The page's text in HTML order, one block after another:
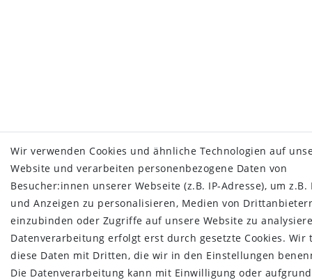
Wir verwenden Cookies und ähnliche Technologien auf
Website und verarbeiten personenbezogene Daten von
Besucher:innen unserer Webseite (z.B. IP-Adresse), um z.B.
und Anzeigen zu personalisieren, Medien von
einzubinden oder Zugriffe auf unsere Website zu
Datenverarbeitung erfolgt erst durch gesetzte Cookies. Wir
diese Daten mit Dritten, die wir in den Einstellungen
Die Datenverarbeitung kann mit Einwilligung oder